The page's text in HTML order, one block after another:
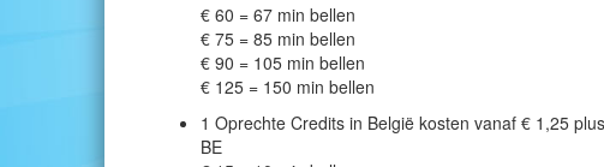
€ 60 = 67 min bellen
€ 75 = 85 min bellen
€ 90 = 105 min bellen
€ 125 = 150 min bellen
1 Oprechte Credits in België kosten vanaf € 1,25
BE